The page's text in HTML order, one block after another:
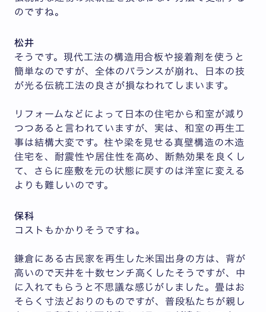
のですね。
松井
そうです。現代工法の構造用合板や接着剤を使うと
簡単なのですが、全体のバランスが崩れ、日本の技
が光る伝統工法の良さが損なわれてしまいます。
リフォームなどによって日本の住宅から和室が減り
つつあると言われていますが、実は、和室の再生工
事は結構大変です。柱や梁を見せる真壁構造の木造
住宅を、耐震性や居住性を高め、断熱効果を良くし
て、さらに座敷を元の状態に戻すのは洋室に変える
よりも難しいのです。
保科
コストもかかりそうですね。
鎌倉にある古民家を再生した米国出身の方は、背が
高いので天井を十数センチ高くしたそうですが、中
に入れてもらうと不思議な感じがしました。畳はお
そらく寸法どおりのものですが、普段私たちが親し